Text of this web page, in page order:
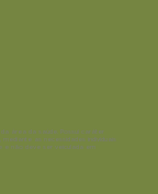
área da saúde. Possui caráter
as necessidades individuais
e não deve ser veiculada em